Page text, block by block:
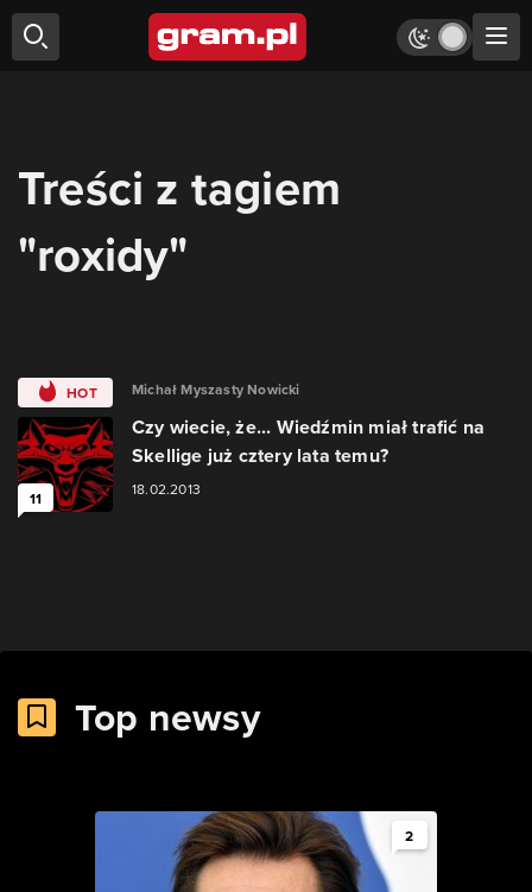
Treści z tagiem
"roxidy"
HOT
11
Michał Myszasty Nowicki
Czy wiecie, że... Wiedźmin miał trafić na
Skellige już cztery lata temu?
18.02.2013
Top newsy
2